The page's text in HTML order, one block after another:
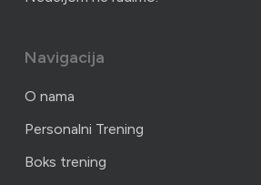
Navigacija
O nama
Personalni Trening
Boks trening